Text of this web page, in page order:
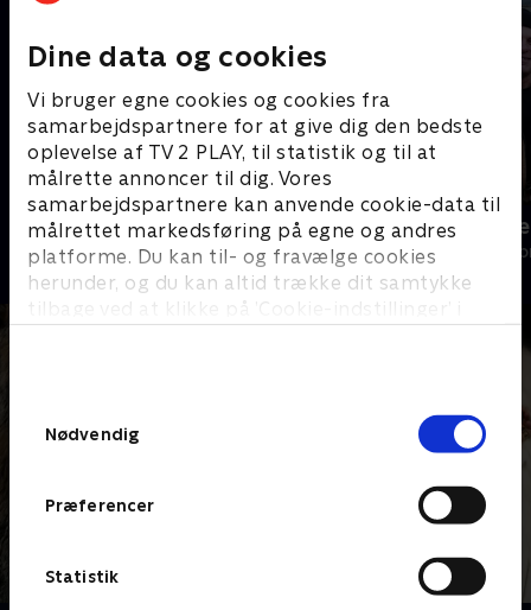
Dine data og cookies
Vi bruger egne cookies og cookies fra
samarbejdspartnere for at give dig den bedste
oplevelse af TV 2 PLAY, til statistik og til at
målrette annoncer til dig. Vores
samarbejdspartnere kan anvende cookie-data til
målrettet markedsføring på egne og andres
platforme. Du kan til- og fravælge cookies
herunder, og du kan altid trække dit samtykke
tilbage ved at klikke på ’Cookie-indstillinger’ i
Nødvendig
Præferencer
Statistik
Julelys for millioner
2022 • Livsstil • 46 min Livsstil • 3